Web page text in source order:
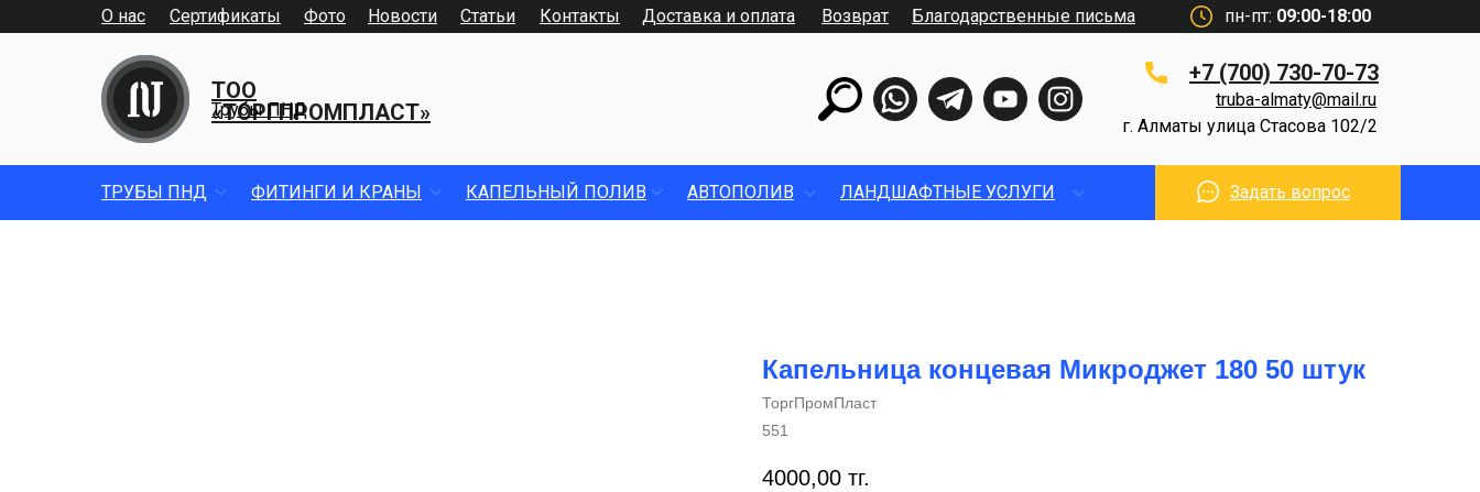
О нас Доставка и оплата
Контакты
Фото
Сертификаты Новости Статьи пн-пт: 09:00-18:00
ТОО
«ТОРГПРОМПЛАСТ»
Трубы ПНД
+7 (700) 730-70-73
г. Алматы улица Стасова 102/2
truba-almaty@mail.ru
Возврат Благодарственные письма
ТРУБЫ ПНД ФИТИНГИ И КРАНЫ КАПЕЛЬНЫЙ ПОЛИВ АВТОПОЛИВ ЛАНДШАФТНЫЕ УСЛУГИ Задать вопрос
Капельница концевая Микроджет 180 50 штук
ТоргПромПласт
551
4000,00 тг.